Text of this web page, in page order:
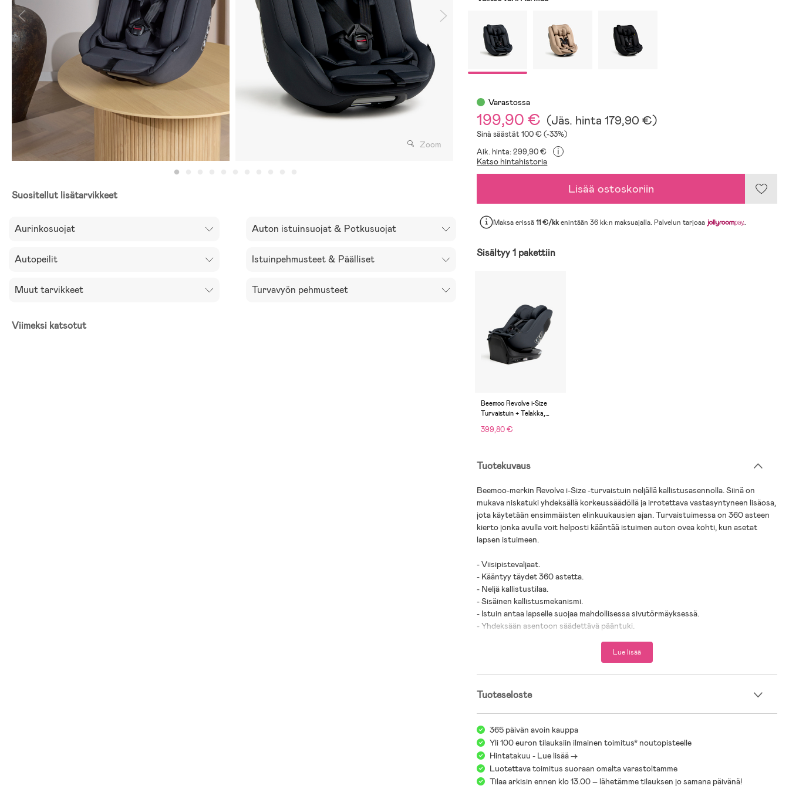
Zoom
Suositellut lisätarvikkeet
Aurinkosuojat
Autopeilit
Muut tarvikkeet
Auton istuinsuojat & Potkusuojat
Istuinpehmusteet & Päälliset
Turvavyön pehmusteet
Viimeksi katsotut
Varastossa
199,90 € (Jäs. hinta 179,90 €)
Sinä säästät 100 € (-33%)
Aik. hinta: 299,90 €
i
Katso hintahistoria
Lisää ostoskoriin
Maksa erissä11 €/kkenintään 36 kk:n maksuajalla. Palvelun tarjoaa .
Sisältyy 1 pakettiin
Beemoo Revolve i-Size
Turvaistuin + Telakka,
399,80 €
Tuotekuvaus
Beemoo-merkin Revolve i-Size -turvaistuin neljällä kallistusasennolla. Siinä on
mukava niskatuki yhdeksällä korkeussäädöllä ja irrotettava vastasyntyneen lisäosa,
jota käytetään ensimmäisten elinkuukausien ajan. Turvaistuimessa on 360 asteen
kierto jonka avulla voit helposti kääntää istuimen auton ovea kohti, kun asetat
lapsen istuimeen.
- Viisipistevaljaat.
- Kääntyy täydet 360 astetta.
- Neljä kallistustilaa.
- Sisäinen kallistusmekanismi.
- Istuin antaa lapselle suojaa mahdollisessa sivutörmäyksessä.
- Yhdeksään asentoon säädettävä pääntuki.
- Yhdistettävissä malleihin: Beemoo Revolve i-Size ISOFIX-telakka.
- Ikäsuositus: 0 kk+.
- Lapsen suositeltu pituus: 40–105 cm.
Löydä oikea turvaistuin lapsellesi!
Tervetuloa turvaistuinoppaaseemme, jossa autamme sinua valitsemaan lapsellesi
Lue lisää
Tuoteseloste
365 päivän avoin kauppa
Yli 100 euron tilauksiin ilmainen toimitus* noutopisteelle
Hintatakuu - Lue lisää ->
Luotettava toimitus suoraan omalta varastoltamme
Tilaa arkisin ennen klo 13.00 – lähetämme tilauksen jo samana päivänä!